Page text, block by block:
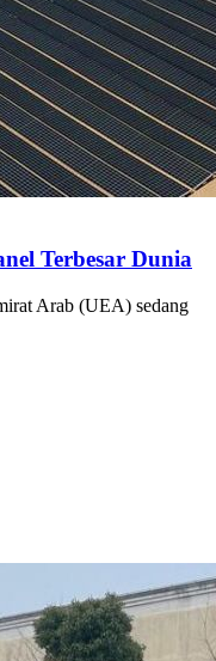
Terbesar Dunia
Arab (UEA) sedang